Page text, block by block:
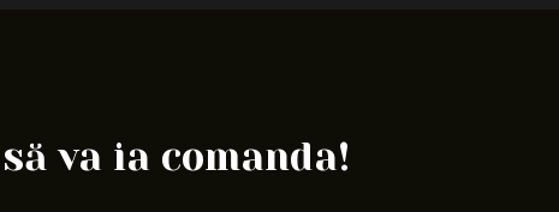
va ia comanda!